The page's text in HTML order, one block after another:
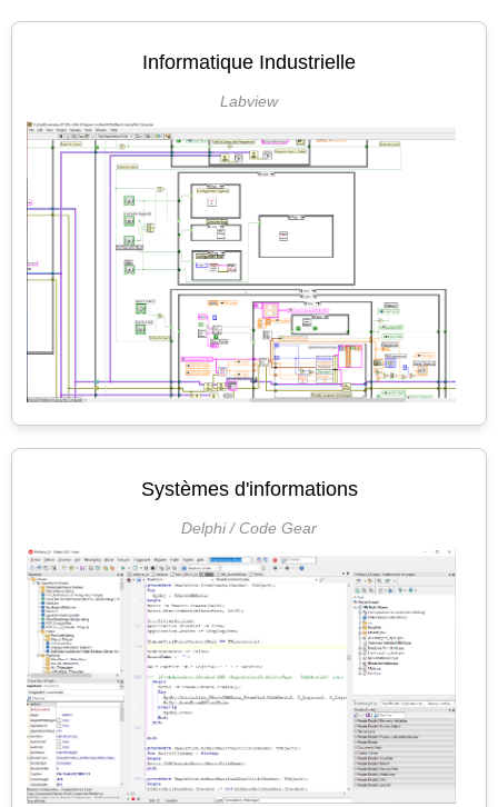
Informatique Industrielle
Labview
Systèmes d'informations
Delphi / Code Gear